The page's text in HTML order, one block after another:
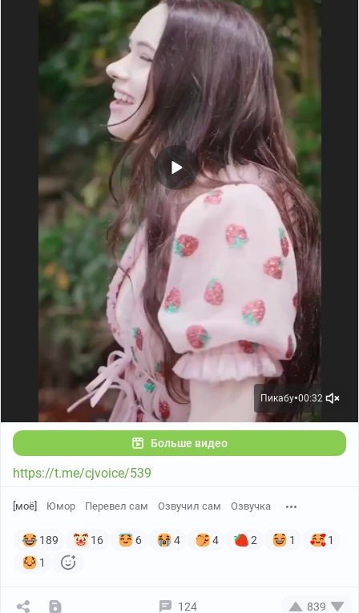
Пикабу●00:32
Больше видео
https://t.me/cjvoice/539
[моё] Юмор Перевел сам Озвучил сам Озвучка
189 16 6 4 4 2 1
1
1
124 839